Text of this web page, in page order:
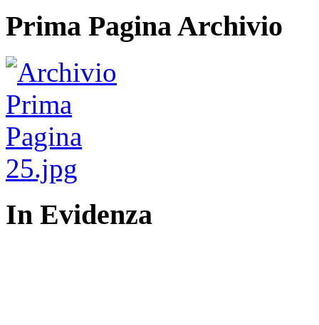
Prima Pagina Archivio
In Evidenza